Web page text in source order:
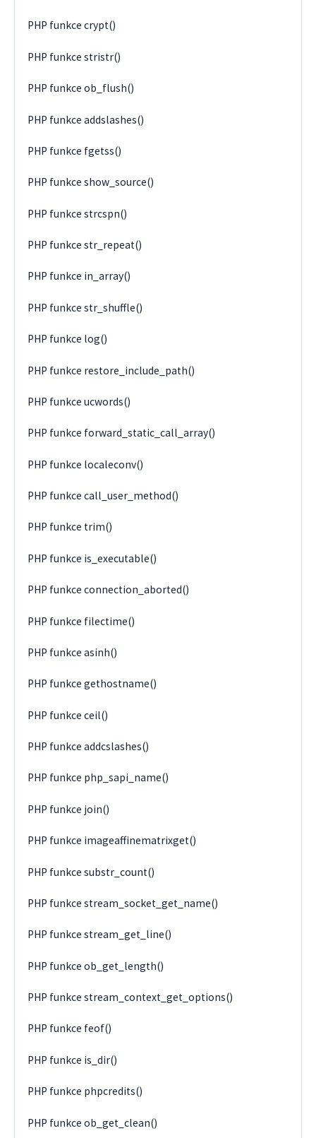
PHP funkce crypt()
PHP funkce stristr()
PHP funkce ob_flush()
PHP funkce addslashes()
PHP funkce fgetss()
PHP funkce show_source()
PHP funkce strcspn()
PHP funkce str_repeat()
PHP funkce in_array()
PHP funkce str_shuffle()
PHP funkce log()
PHP funkce restore_include_path()
PHP funkce ucwords()
PHP funkce forward_static_call_array()
PHP funkce localeconv()
PHP funkce call_user_method()
PHP funkce trim()
PHP funkce is_executable()
PHP funkce connection_aborted()
PHP funkce filectime()
PHP funkce asinh()
PHP funkce gethostname()
PHP funkce ceil()
PHP funkce addcslashes()
PHP funkce php_sapi_name()
PHP funkce join()
PHP funkce imageaffinematrixget()
PHP funkce substr_count()
PHP funkce stream_socket_get_name()
PHP funkce stream_get_line()
PHP funkce ob_get_length()
PHP funkce stream_context_get_options()
PHP funkce feof()
PHP funkce is_dir()
PHP funkce phpcredits()
PHP funkce ob_get_clean()